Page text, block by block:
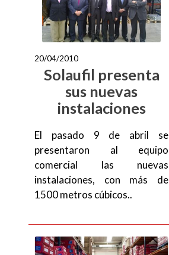
20/04/2010
Solaufil presenta
sus nuevas
instalaciones
El pasado 9 de abril se
presentaron al equipo
comercial las nuevas
instalaciones, con más de
1500 metros cúbicos..